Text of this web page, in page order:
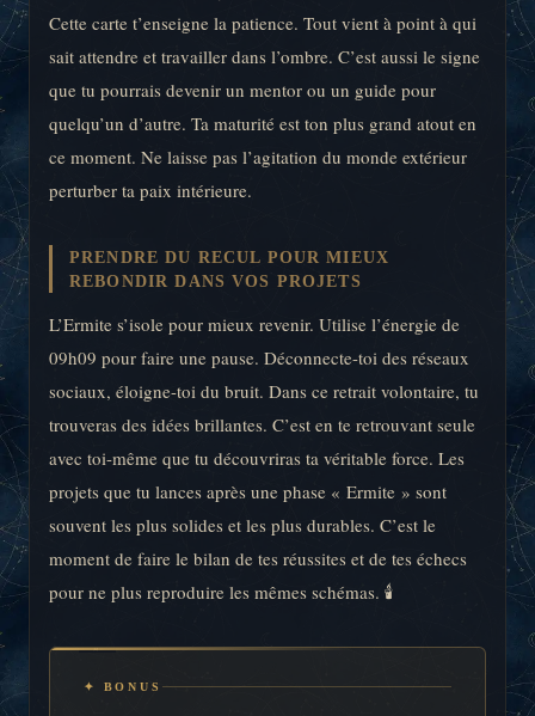
Cette carte t’enseigne la patience. Tout vient à point à qui
sait attendre et travailler dans l’ombre. C’est aussi le signe
que tu pourrais devenir un mentor ou un guide pour
quelqu’un d’autre. Ta maturité est ton plus grand atout en
ce moment. Ne laisse pas l’agitation du monde extérieur
perturber ta paix intérieure.
PRENDRE DU RECUL POUR MIEUX
REBONDIR DANS VOS PROJETS
L’Ermite s’isole pour mieux revenir. Utilise l’énergie de
09h09 pour faire une pause. Déconnecte-toi des réseaux
sociaux, éloigne-toi du bruit. Dans ce retrait volontaire, tu
trouveras des idées brillantes. C’est en te retrouvant seule
avec toi-même que tu découvriras ta véritable force. Les
projets que tu lances après une phase « Ermite » sont
souvent les plus solides et les plus durables. C’est le
moment de faire le bilan de tes réussites et de tes échecs
pour ne plus reproduire les mêmes schémas. 🕯️
✦ BONUS